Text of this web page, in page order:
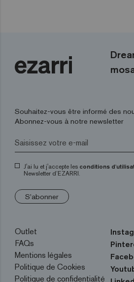
Souhaitez-vous être informé des
Abonnez-vous à notre newsletter
J'ai lu et j'accepte les conditions
Newsletter d’EZARRI.
S'abonner
Outlet
FAQs
Mentions légales
Politique de Cookies
Politique de confidentialité